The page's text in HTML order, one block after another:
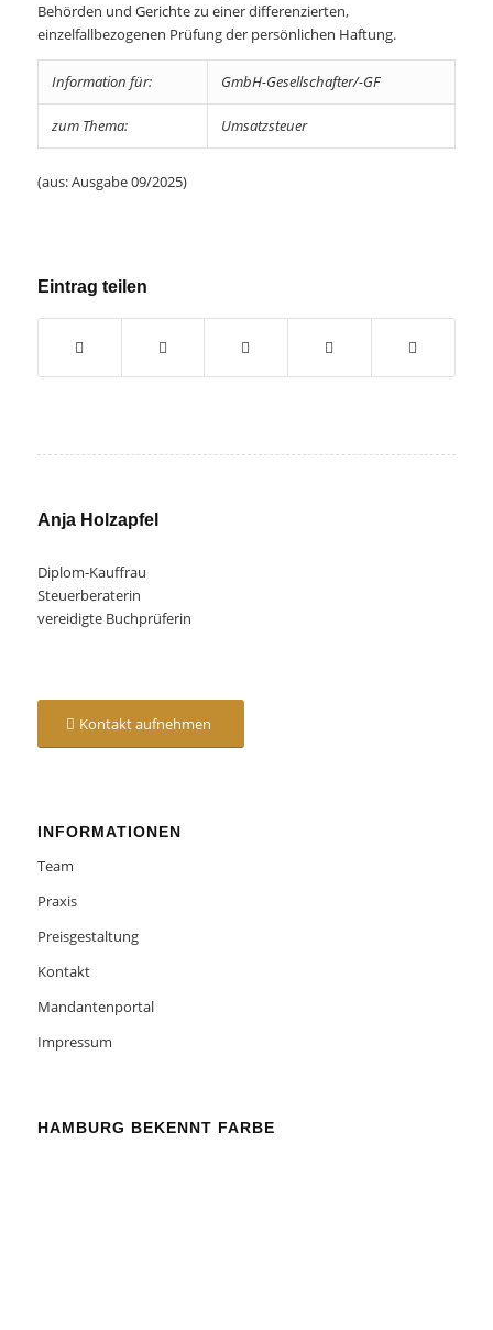
Behörden und Gerichte zu einer differenzierten,
einzelfallbezogenen Prüfung der persönlichen Haftung.
Information für: GmbH-Gesellschafter/-GF
zum Thema: Umsatzsteuer
(aus: Ausgabe 09/2025)
Eintrag teilen
Anja Holzapfel
Diplom-Kauffrau
Steuerberaterin
vereidigte Buchprüferin
Kontakt aufnehmen
INFORMATIONEN
Team
Praxis
Preisgestaltung
Kontakt
Mandantenportal
Impressum
HAMBURG BEKENNT FARBE